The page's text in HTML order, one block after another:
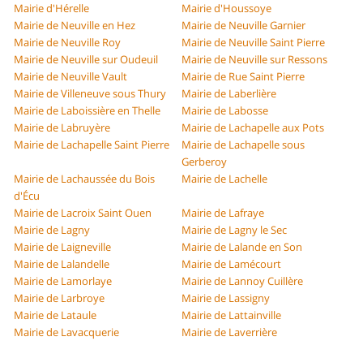
Mairie d'Hérelle
Mairie d'Houssoye
Mairie de Neuville en Hez
Mairie de Neuville Garnier
Mairie de Neuville Roy
Mairie de Neuville Saint Pierre
Mairie de Neuville sur Oudeuil
Mairie de Neuville sur Ressons
Mairie de Neuville Vault
Mairie de Rue Saint Pierre
Mairie de Villeneuve sous Thury
Mairie de Laberlière
Mairie de Laboissière en Thelle
Mairie de Labosse
Mairie de Labruyère
Mairie de Lachapelle aux Pots
Mairie de Lachapelle Saint Pierre
Mairie de Lachapelle sous
Gerberoy
Mairie de Lachaussée du Bois
d'Écu
Mairie de Lachelle
Mairie de Lacroix Saint Ouen
Mairie de Lafraye
Mairie de Lagny
Mairie de Lagny le Sec
Mairie de Laigneville
Mairie de Lalande en Son
Mairie de Lalandelle
Mairie de Lamécourt
Mairie de Lamorlaye
Mairie de Lannoy Cuillère
Mairie de Larbroye
Mairie de Lassigny
Mairie de Lataule
Mairie de Lattainville
Mairie de Lavacquerie
Mairie de Laverrière